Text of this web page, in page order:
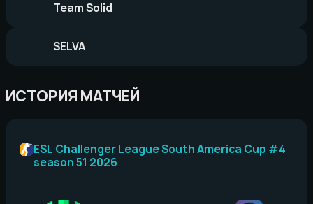
Team Solid
SELVA
ИСТОРИЯ МАТЧЕЙ
ESL Challenger League South America Cup #4
season 51 2026